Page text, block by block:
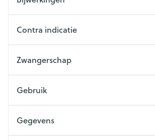
Contra indicatie
Zwangerschap
Gebruik
Gegevens